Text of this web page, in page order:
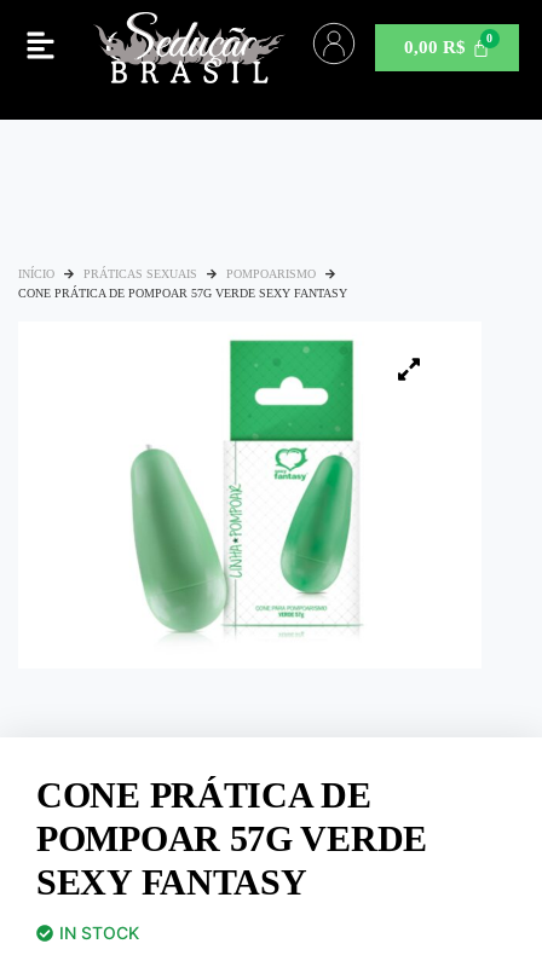
0,00R$
INÍCIO PRÁTICAS SEXUAIS
POMPOARISMO
CONE PRÁTICA DE POMPOAR 57G VERDE SEXY FANTASY
CONE PRÁTICA DE
POMPOAR 57G VERDE
SEXY FANTASY
IN STOCK